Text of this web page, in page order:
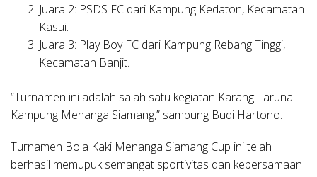
Juara 2: PSDS FC dari Kampung Kedaton, Kecamatan
Kasui.
Juara 3: Play Boy FC dari Kampung Rebang Tinggi,
Kecamatan Banjit.
“Turnamen ini adalah salah satu kegiatan Karang Taruna
Kampung Menanga Siamang,” sambung Budi Hartono.
Turnamen Bola Kaki Menanga Siamang Cup ini telah
berhasil memupuk semangat sportivitas dan kebersamaan